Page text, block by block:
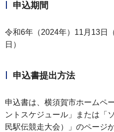
申込期間
令和6年（2024年）11月13日
日）
申込書提出方法
申込書は、横須賀市ホームペ
ントスケジュール」または「
民駅伝競走大会）」のページ